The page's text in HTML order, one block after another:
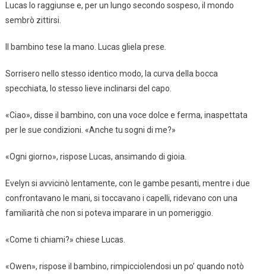
Lucas lo raggiunse e, per un lungo secondo sospeso, il mondo
sembrò zittirsi.
Il bambino tese la mano. Lucas gliela prese.
Sorrisero nello stesso identico modo, la curva della bocca
specchiata, lo stesso lieve inclinarsi del capo.
«Ciao», disse il bambino, con una voce dolce e ferma, inaspettata
per le sue condizioni. «Anche tu sogni di me?»
«Ogni giorno», rispose Lucas, ansimando di gioia.
Evelyn si avvicinò lentamente, con le gambe pesanti, mentre i due
confrontavano le mani, si toccavano i capelli, ridevano con una
familiarità che non si poteva imparare in un pomeriggio.
«Come ti chiami?» chiese Lucas.
«Owen», rispose il bambino, rimpicciolendosi un po’ quando notò